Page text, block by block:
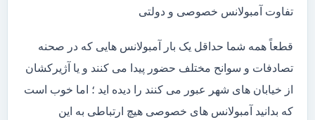
تفاوت آمبولانس خصوصی و دولتی
قطعاً همه شما حداقل یک بار آمبولانس هایی که در صحنه
تصادفات و سوانح مختلف حضور پیدا می کنند و یا آژیرکشان
از خیابان های شهر عبور می کنند را دیده اید ؛ اما خوب است
که بدانید آمبولانس های خصوصی هیچ ارتباطی به این